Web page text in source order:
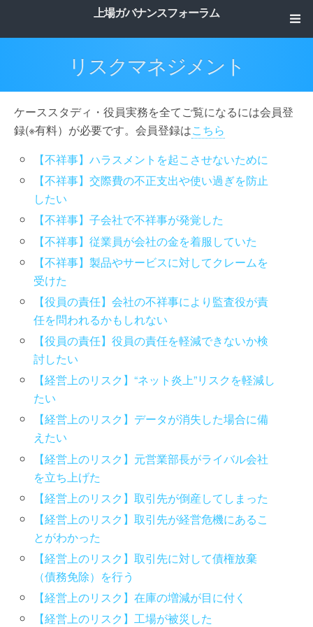
上場ガバナンスフォーラム
リスクマネジメント
ケーススタディ・役員実務を全てご覧になるには会員登
録(※有料）が必要です。会員登録はこちら
【不祥事】ハラスメントを起こさせないために
【不祥事】交際費の不正支出や使い過ぎを防止
したい
【不祥事】子会社で不祥事が発覚した
【不祥事】従業員が会社の金を着服していた
【不祥事】製品やサービスに対してクレームを
受けた
【役員の責任】会社の不祥事により監査役が責
任を問われるかもしれない
【役員の責任】役員の責任を軽減できないか検
討したい
【経営上のリスク】“ネット炎上”リスクを軽減し
たい
【経営上のリスク】データが消失した場合に備
えたい
【経営上のリスク】元営業部長がライバル会社
を立ち上げた
【経営上のリスク】取引先が倒産してしまった
【経営上のリスク】取引先が経営危機にあるこ
とがわかった
【経営上のリスク】取引先に対して債権放棄
（債務免除）を行う
【経営上のリスク】在庫の増減が目に付く
【経営上のリスク】工場が被災した